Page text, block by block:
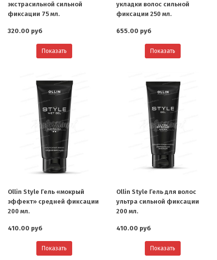
экстрасильной сильной
фиксации 75 мл.
320.00 руб
Показать
укладки волос сильной
фиксации 250 мл.
655.00 руб
Показать
Ollin Style Гель «мокрый
эффект» средней фиксации
200 мл.
410.00 руб
Показать
Ollin Style Гель для волос
ультра сильной фиксации
200 мл.
410.00 руб
Показать